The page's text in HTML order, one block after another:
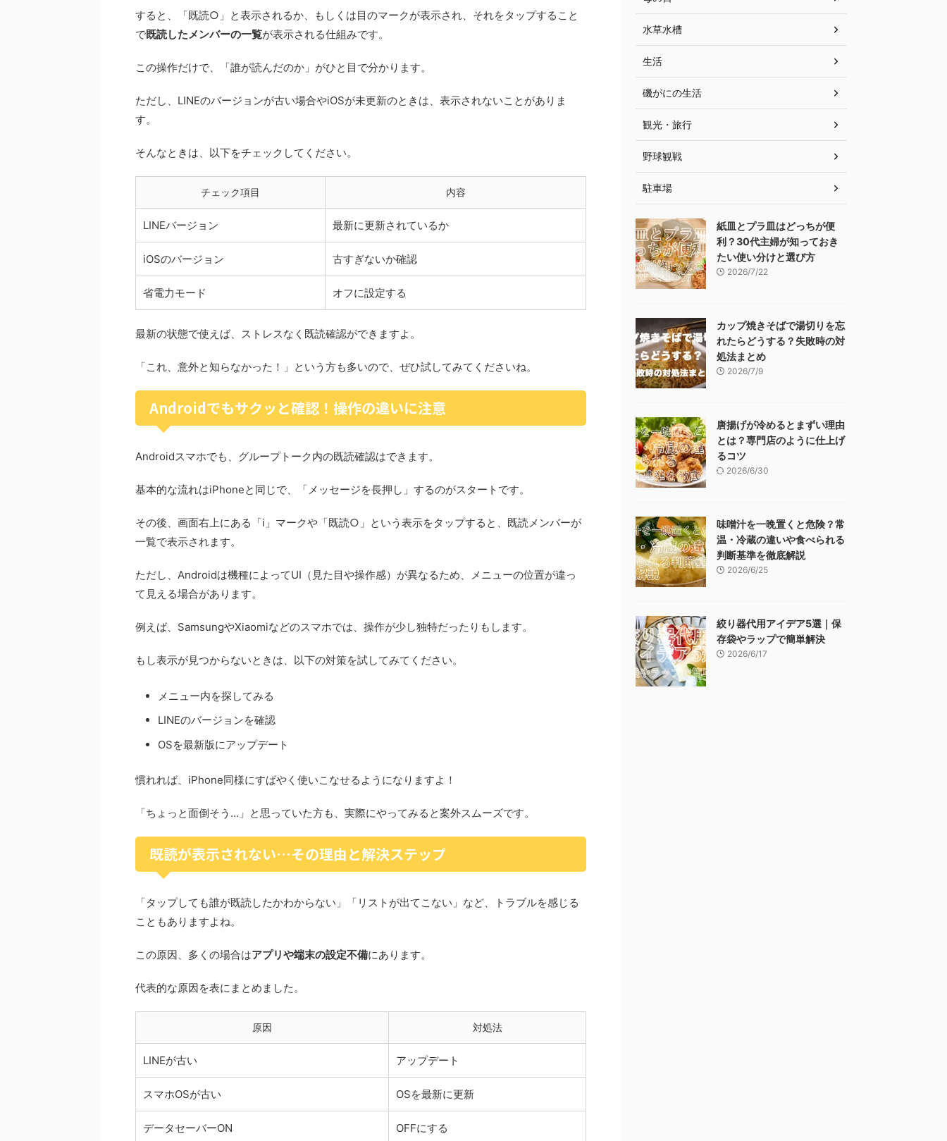
すると、「既読○」と表示されるか、もしくは目のマークが表示され、それをタップすること
で既読したメンバーの一覧が表示される仕組みです。
この操作だけで、「誰が読んだのか」がひと目で分かります。
ただし、LINEのバージョンが古い場合やiOSが未更新のときは、表示されないことがありま
す。
そんなときは、以下をチェックしてください。
チェック項目 内容
LINEバージョン 最新に更新されているか
iOSのバージョン 古すぎないか確認
省電力モード オフに設定する
最新の状態で使えば、ストレスなく既読確認ができますよ。
「これ、意外と知らなかった！」という方も多いので、ぜひ試してみてくださいね。
Androidでもサクッと確認！操作の違いに注意
Androidスマホでも、グループトーク内の既読確認はできます。
基本的な流れはiPhoneと同じで、「メッセージを長押し」するのがスタートです。
その後、画面右上にある「i」マークや「既読○」という表示をタップすると、既読メンバーが
一覧で表示されます。
ただし、Androidは機種によってUI（見た目や操作感）が異なるため、メニューの位置が違っ
て見える場合があります。
例えば、SamsungやXiaomiなどのスマホでは、操作が少し独特だったりもします。
もし表示が見つからないときは、以下の対策を試してみてください。
メニュー内を探してみる
LINEのバージョンを確認
OSを最新版にアップデート
慣れれば、iPhone同様にすばやく使いこなせるようになりますよ！
「ちょっと面倒そう…」と思っていた方も、実際にやってみると案外スムーズです。
既読が表示されない…その理由と解決ステップ
「タップしても誰が既読したかわからない」「リストが出てこない」など、トラブルを感じる
こともありますよね。
この原因、多くの場合はアプリや端末の設定不備にあります。
代表的な原因を表にまとめました。
原因 対処法
LINEが古い アップデート
スマホOSが古い OSを最新に更新
データセーバーON OFFにする
水草水槽
生活
磯がにの生活
観光・旅行
野球観戦
駐車場
紙皿とプラ皿はどっちが便
利？30代主婦が知っておき
たい使い分けと選び方
2026/7/22
カップ焼きそばで湯切りを忘
れたらどうする？失敗時の対
処法まとめ
2026/7/9
唐揚げが冷めるとまずい理由
とは？専門店のように仕上げ
るコツ
2026/6/30
味噌汁を一晩置くと危険？常
温・冷蔵の違いや食べられる
判断基準を徹底解説
2026/6/25
絞り器代用アイデア5選｜保
存袋やラップで簡単解決
2026/6/17